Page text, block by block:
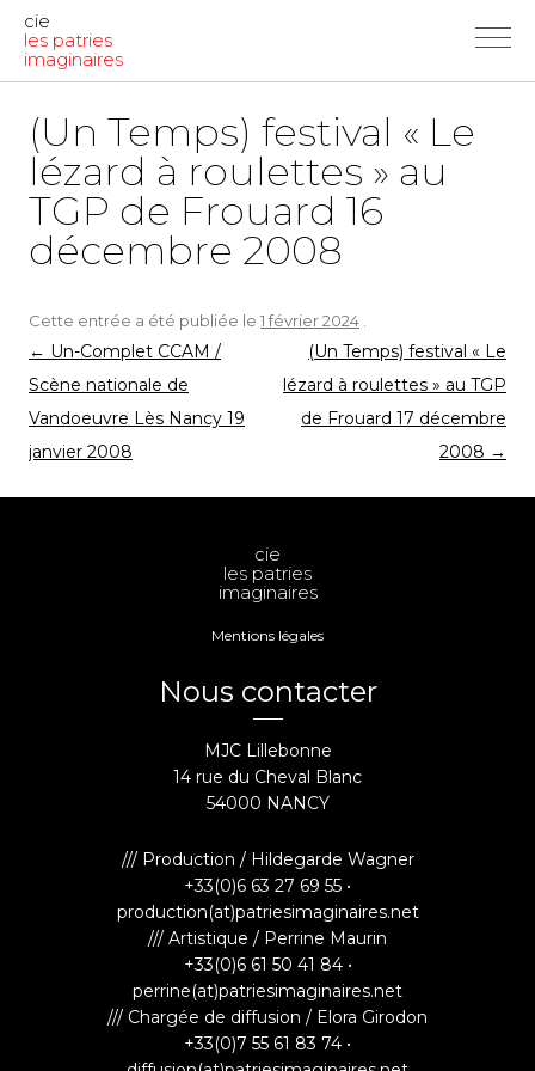
cie
les patries
imaginaires
(Un Temps) festival « Le
lézard à roulettes » au
TGP de Frouard 16
décembre 2008
Cette entrée a été publiée le 1 février 2024
Navigation
des
articles
← Un-Complet CCAM /
Scène nationale de
Vandoeuvre Lès Nancy 19
janvier 2008
(Un Temps) festival « Le
lézard à roulettes » au TGP
de Frouard 17 décembre
2008 →
cie
les patries
imaginaires
Mentions légales
Nous contacter
MJC Lillebonne
14 rue du Cheval Blanc
54000 NANCY
/// Production / Hildegarde Wagner
+33(0)6 63 27 69 55 •
production(at)patriesimaginaires.net
/// Artistique / Perrine Maurin
+33(0)6 61 50 41 84 •
perrine(at)patriesimaginaires.net
/// Chargée de diffusion / Elora Girodon
+33(0)7 55 61 83 74 •